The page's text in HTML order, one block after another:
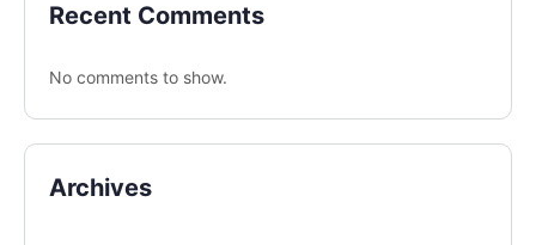
Recent Comments
No comments to show.
Archives